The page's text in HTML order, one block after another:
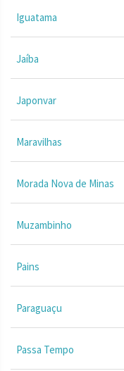
Iguatama
Jaíba
Japonvar
Maravilhas
Morada Nova de Minas
Muzambinho
Pains
Paraguaçu
Passa Tempo